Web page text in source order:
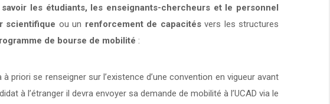
les étudiants, les enseignants-chercheurs et le personnel
scientifique ou un renforcement de capacitésvers les structures
de bourse de mobilité :
priori se renseigner sur l’existence d’une convention en vigueur avant
à l’étranger il devra envoyer sa demande de mobilité à l’UCAD via le